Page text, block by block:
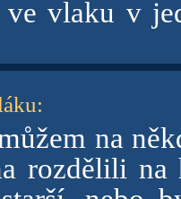
vlaku v
:
na
rozdělili